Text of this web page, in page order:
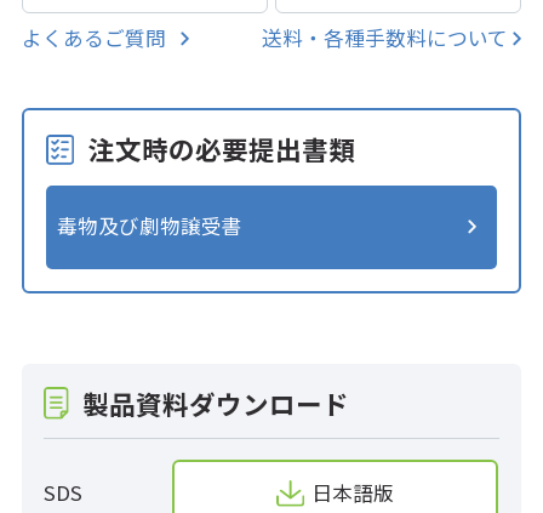
よくあるご質問 送料・各種手数料について
注文時の必要提出書類
毒物及び劇物譲受書
製品資料ダウンロード
SDS 日本語版